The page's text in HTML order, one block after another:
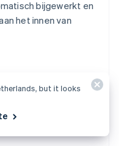
bijgewerkt en
het innen van
je platforms die je
but it looks